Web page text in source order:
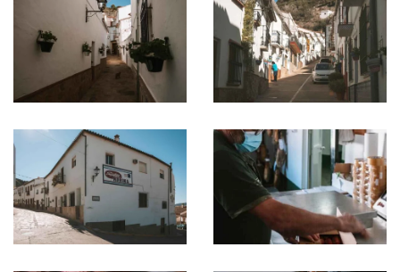
Ampliar Ampliar
Ampliar Ampliar